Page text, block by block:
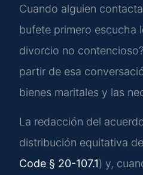
Cuando alguien
bufete primero escucha
divorcio no
partir de esa
bienes maritales y las
La redacción del
distribución equitativa
Code § 20-107.1) y,